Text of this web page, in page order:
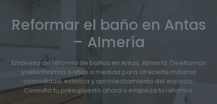
Reformar el baño en Antas
– Almería
Empresa de reforma de baños en Antas, Almería. Diseñamos
y reformamos baños a medida para ofrecerte máxima
comodidad, estética y aprovechamiento del espacio.
Consulta tu presupuesto ahora y empieza tu reforma.